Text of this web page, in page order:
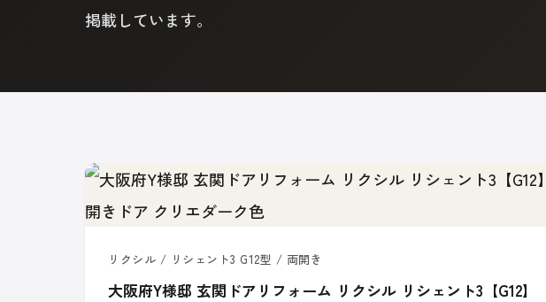
掲載しています。
リクシル / リシェント3 G12型 / 両開き
大阪府Y様邸 玄関ドアリフォーム リクシル リシェント3【G12】